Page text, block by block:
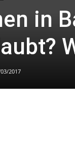
in
2017